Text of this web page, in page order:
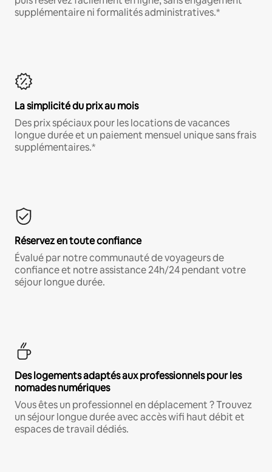
supplémentaire ni formalités administratives.*
La simplicité du prix au mois
Des prix spéciaux pour les locations de vacances
longue durée et un paiement mensuel unique sans frais
supplémentaires.*
Réservez en toute confiance
Évalué par notre communauté de voyageurs de
confiance et notre assistance 24h/24 pendant votre
séjour longue durée.
Des logements adaptés aux professionnels pour les
nomades numériques
Vous êtes un professionnel en déplacement ? Trouvez
un séjour longue durée avec accès wifi haut débit et
espaces de travail dédiés.